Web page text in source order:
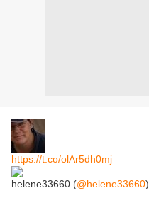
https://t.co/olAr5dh0mj
helene33660 (@helene33660)